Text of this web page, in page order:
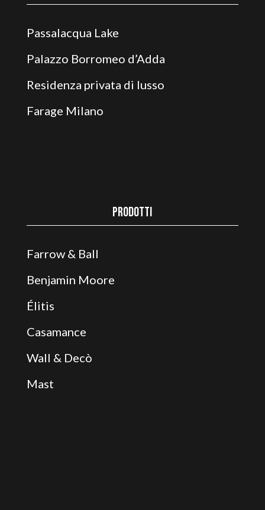
Passalacqua Lake
Palazzo Borromeo d’Adda
Residenza privata di lusso
Farage Milano
Prodotti
Farrow & Ball
Benjamin Moore
Élitis
Casamance
Wall & Decò
Mast